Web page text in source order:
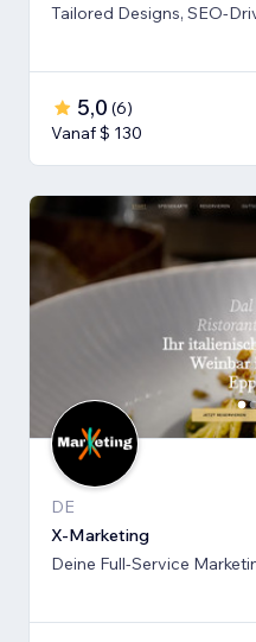
Tailored Designs, SEO-
5,0 (6)
Vanaf $ 130
DE
X-Marketing
Deine Full-Service